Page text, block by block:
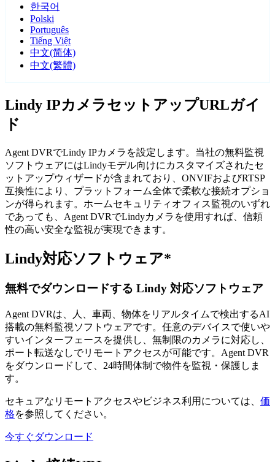
한국어
Polski
Português
Tiếng Việt
中文(简体)
中文(繁體)
Lindy IPカメラセットアップURLガイ
ド
Agent DVRでLindy IPカメラを設定します。当社の無料監視
ソフトウェアにはLindyモデル向けにカスタマイズされたセ
ットアップウィザードが含まれており、ONVIFおよびRTSP
互換性により、プラットフォーム全体で柔軟な接続オプショ
ンが得られます。ホームセキュリティオフィス監視のいずれ
であっても、Agent DVRでLindyカメラを使用すれば、信頼
性の高い安全な監視が実現できます。
Lindy対応ソフトウェア*
無料でダウンロードする Lindy 対応ソフトウェア
Agent DVRは、人、車両、物体をリアルタイムで検出するAI
搭載の無料監視ソフトウェアです。任意のデバイスで使いや
すいインターフェースを提供し、無制限のカメラに対応し、
ポート転送なしでリモートアクセスが可能です。Agent DVR
をダウンロードして、24時間体制で物件を監視・保護しま
す。
セキュアなリモートアクセスやビジネス利用については、 価
格を参照してください。
今すぐダウンロード